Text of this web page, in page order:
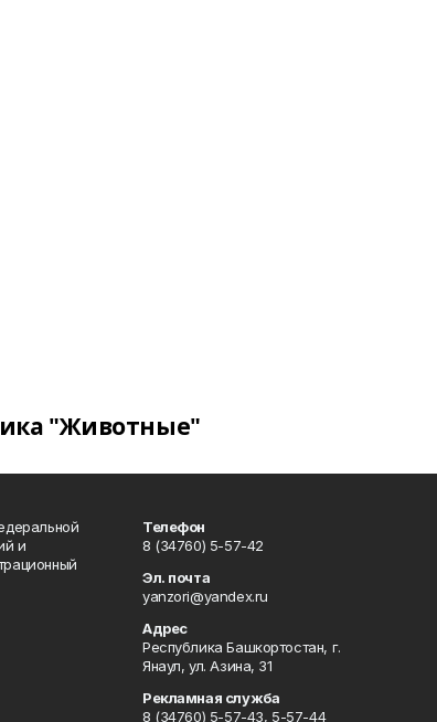
"Животные"
и
Телефон
8 (34760) 5-57-42
Эл. почта
yanzori@yandex.ru
Адрес
Республика Башкортостан, г.
Янаул, ул. Азина, 31
Рекламная служба
8 (34760) 5-57-43, 5-57-44